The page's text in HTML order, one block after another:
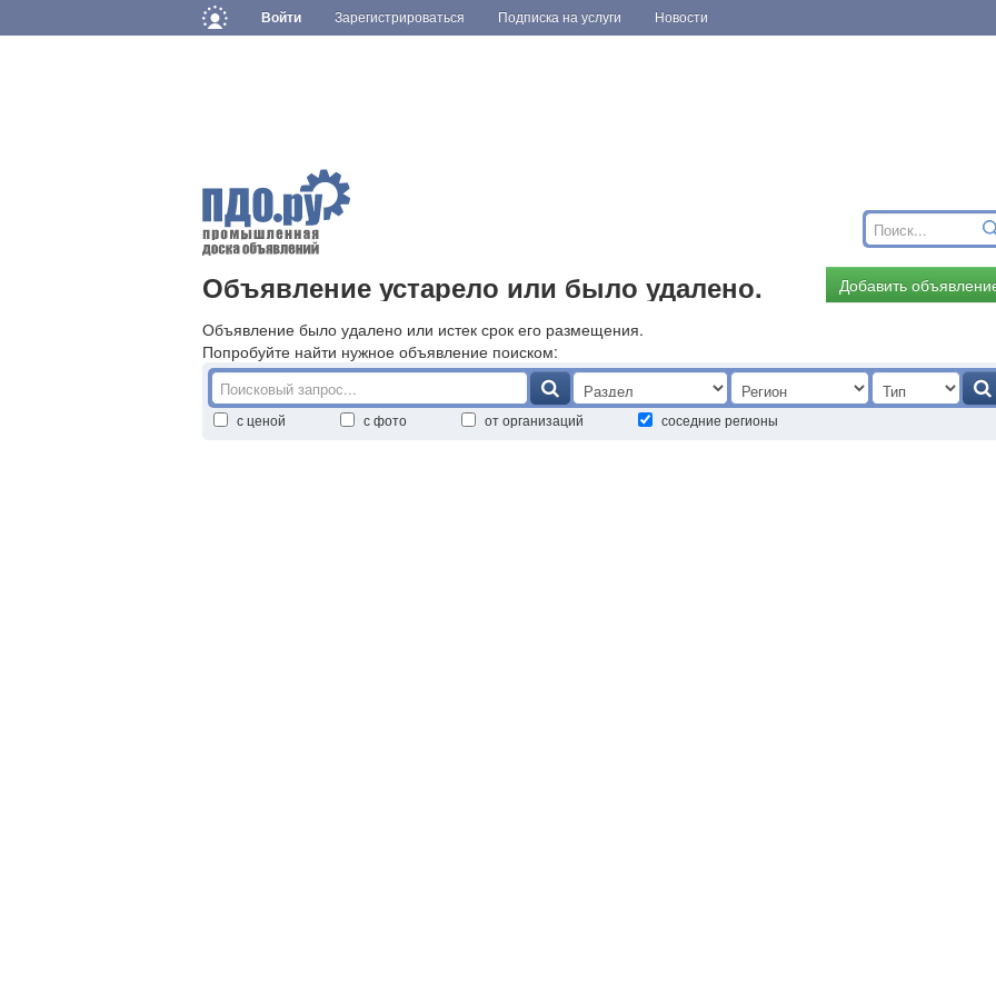
Войти Зарегистрироваться Подписка на услуги Новости
Объявление устарело или было удалено.
Добавить
Объявление было удалено или истек срок его размещения.
Попробуйте найти нужное объявление поиском:
с ценой с фото от организаций соседние регионы